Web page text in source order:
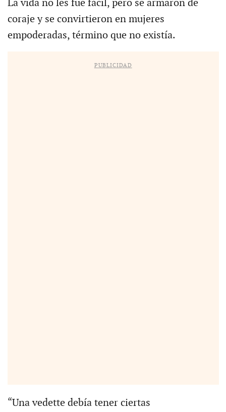
La vida no les fue fácil, pero se armaron de
coraje y se convirtieron en mujeres
empoderadas, término que no existía.
PUBLICIDAD
“Una vedette debía tener ciertas